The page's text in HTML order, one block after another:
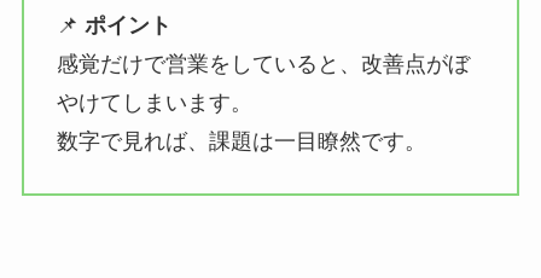
📌 ポイント
感覚だけで営業をしていると、改善点がぼ
やけてしまいます。
数字で見れば、課題は一目瞭然です。